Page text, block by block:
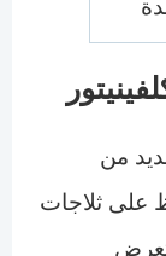
من
على ثلاجات